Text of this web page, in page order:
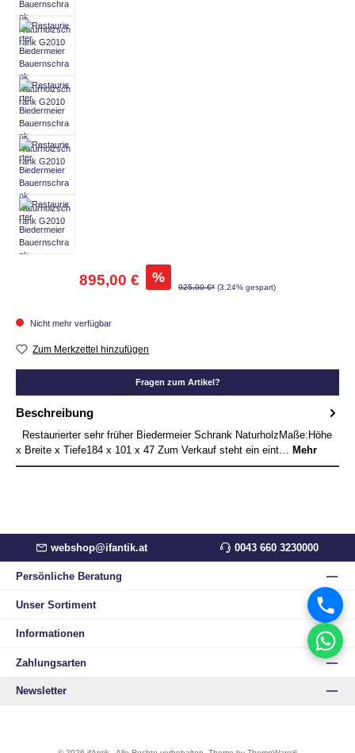
895,00 € %
925,00 €* (3.24% gespart)
Nicht mehr verfügbar
Zum Merkzettel hinzufügen
Fragen zum Artikel?
Beschreibung
Restaurierter sehr früher Biedermeier Schrank NaturholzMaße:Höhe
x Breite x Tiefe184 x 101 x 47 Zum Verkauf steht ein eint… Mehr
webshop@ifantik.at 0043 660 3230000
Persönliche Beratung
Unser Sortiment
Informationen
Zahlungsarten
Newsletter